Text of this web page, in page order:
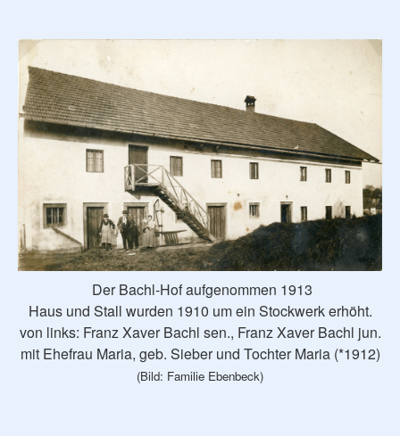
Der Bachl-Hof aufgenommen 1913
Haus und Stall wurden 1910 um ein Stockwerk erhöht.
von links: Franz Xaver Bachl sen., Franz Xaver Bachl jun.
mit Ehefrau Maria, geb. Sieber und Tochter Maria (*1912)
(Bild: Familie Ebenbeck)